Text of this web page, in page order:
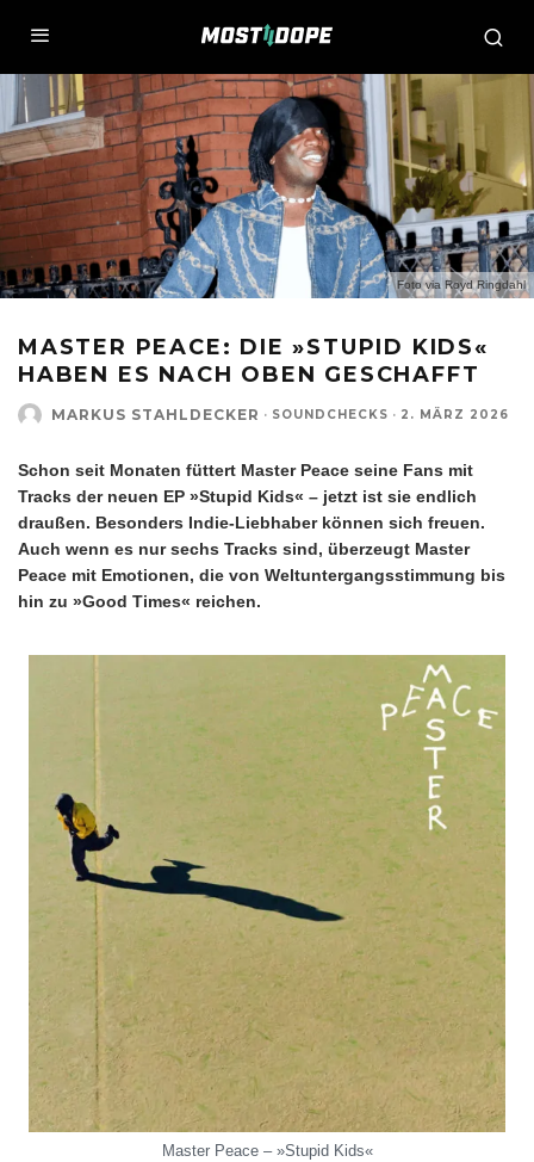
Foto via Royd Ringdahl
MASTER PEACE: DIE »STUPID KIDS«
HABEN ES NACH OBEN GESCHAFFT
MARKUS STAHLDECKER · SOUNDCHECKS · 2. MÄRZ 2026
Schon seit Monaten füttert Master Peace seine Fans mit
Tracks der neuen EP »Stupid Kids« – jetzt ist sie endlich
draußen. Besonders Indie-Liebhaber können sich freuen.
Auch wenn es nur sechs Tracks sind, überzeugt Master
Peace mit Emotionen, die von Weltuntergangsstimmung bis
hin zu »Good Times« reichen.
Master Peace – »Stupid Kids«